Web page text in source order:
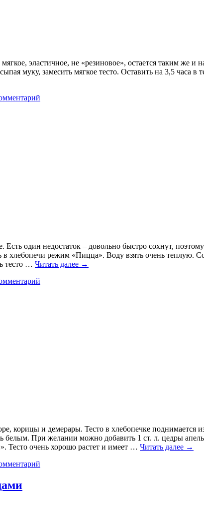
эластичное, не «резиновое», остается таким же
муку, замесить мягкое тесто. Оставить на 3,5 часа
один недостаток – довольно быстро сохнут,
в хлебопечи режим «Пицца». Воду взять очень теплую.
тесто … Читать далее →
корицы и демерары. Тесто в хлебопечке поднимается
белым. При желании можно добавить 1 ст. л. цедры
Тесто очень хорошо растет и имеет … Читать далее →